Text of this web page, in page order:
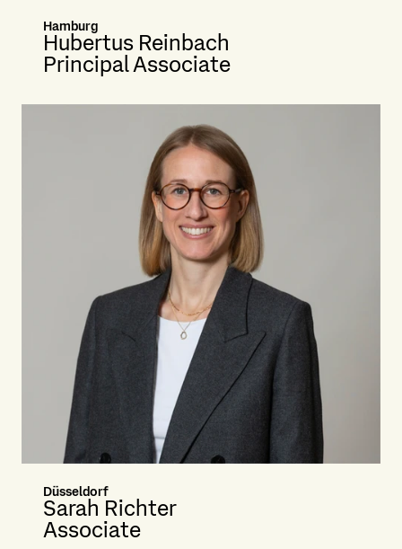
Hamburg
Hubertus Reinbach
Principal Associate
Düsseldorf
Sarah Richter
Associate